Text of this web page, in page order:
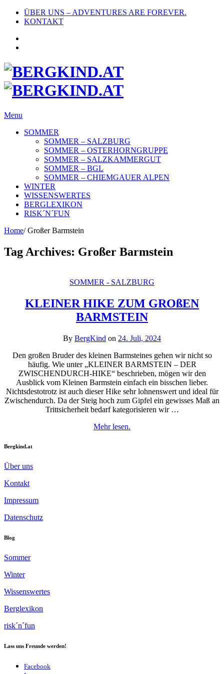
ÜBER UNS – ADVENTURES ARE FOREVER.
KONTAKT
Menu
SOMMER
SOMMER – SALZBURG
SOMMER – OSTERHORNGRUPPE
SOMMER – SALZKAMMERGUT
SOMMER – BGL
SOMMER – CHIEMGAUER ALPEN
WINTER
WISSENSWERTES
BERGLEXIKON
RISK´N´FUN
Home/ Großer Barmstein
Tag Archives: Großer Barmstein
SOMMER - SALZBURG
KLEINER HIKE ZUM GROßEN
BARMSTEIN
By BergKind on 24. Juli, 2024
Den großen Bruder des kleinen Barmsteines gehen wir nicht so
häufig. Wie unter „KLEINER BARMSTEIN – DER
ZWISCHENDURCH-HIKE“ beschrieben, mögen wir den
Ausblick vom Kleinen Barmstein einfach ein bisschen lieber.
Nichtsdestotrotz ist auch dieser Hike sehr lohnenswert und ideal für
Zwischendurch. Da der Steig hoch zum Gipfel ein gewisses Maß an
Trittsicherheit bedarf kategorisieren wir …
Mehr lesen.
Bergkind.at
Über uns
Kontakt
Impressum
Datenschutz
Blog
Sommer
Winter
Wissenswertes
Berglexikon
risk´n´fun
Lass uns Freunde werden!
Facebook